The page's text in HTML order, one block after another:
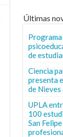
Últimas
de
Ciencia
presenta
de Nieves
UPLA
100
San